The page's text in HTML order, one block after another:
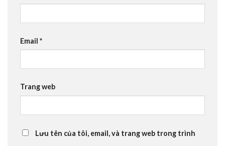
Email *
Trang web
Lưu tên của tôi, email, và trang web trong trình